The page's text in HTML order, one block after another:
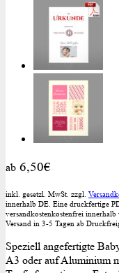
ab 6,50€
inkl. gesetzl. MwSt. zzgl.
innerhalb DE. Eine druckfertige
versandkostenkostenfrei
Versand in 3-5 Tagen ab
Speziell angefertigte
A3 oder auf Aluminium